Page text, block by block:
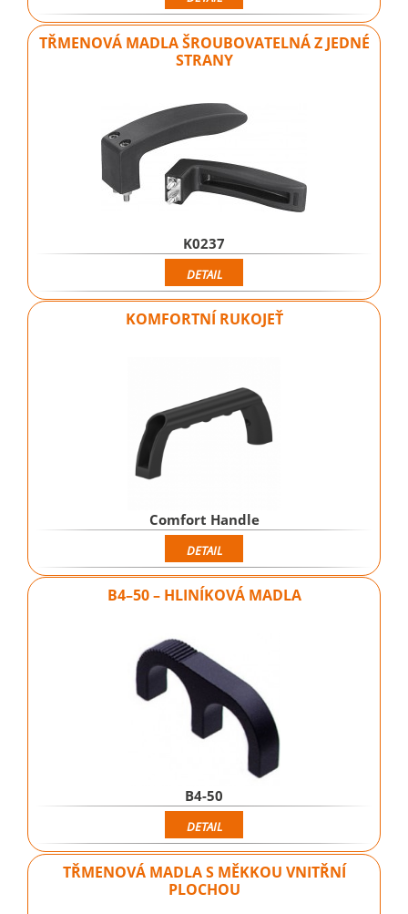
TŘMENOVÁ MADLA ŠROUBOVATELNÁ Z JEDNÉ
STRANY
K0237
DETAIL
KOMFORTNÍ RUKOJEŤ
Comfort Handle
DETAIL
B4–50 – HLINÍKOVÁ MADLA
B4-50
DETAIL
TŘMENOVÁ MADLA S MĚKKOU VNITŘNÍ
PLOCHOU